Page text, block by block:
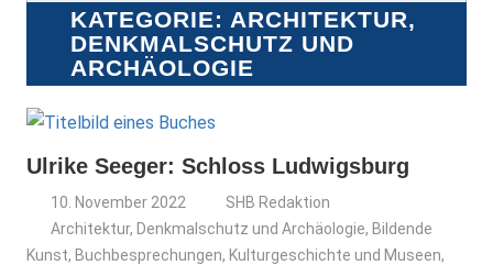
KATEGORIE: ARCHITEKTUR,
DENKMALSCHUTZ UND
ARCHÄOLOGIE
Ulrike Seeger: Schloss Ludwigsburg
10. November 2022
SHB Redaktion
Architektur, Denkmalschutz und Archäologie, Bildende
Kunst, Buchbesprechungen, Kulturgeschichte und Museen,